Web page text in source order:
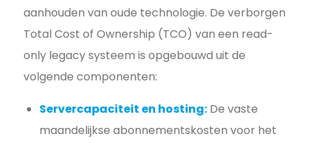
aanhouden van oude technologie. De verborgen
Total Cost of Ownership (TCO) van een read-
only legacy systeem is opgebouwd uit de
volgende componenten:
Servercapaciteit en hosting:De vaste
maandelijkse abonnementskosten voor het